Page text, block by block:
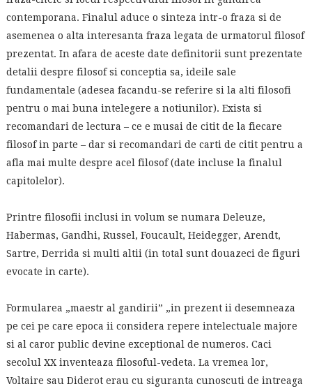
contemporana. Finalul aduce o sinteza intr-o fraza si de
asemenea o alta interesanta fraza legata de urmatorul filosof
prezentat. In afara de aceste date definitorii sunt prezentate
detalii despre filosof si conceptia sa, ideile sale
fundamentale (adesea facandu-se referire si la alti filosofi
pentru o mai buna intelegere a notiunilor). Exista si
recomandari de lectura – ce e musai de citit de la fiecare
filosof in parte – dar si recomandari de carti de citit pentru a
afla mai multe despre acel filosof (date incluse la finalul
capitolelor).
Printre filosofii inclusi in volum se numara Deleuze,
Habermas, Gandhi, Russel, Foucault, Heidegger, Arendt,
Sartre, Derrida si multi altii (in total sunt douazeci de figuri
evocate in carte).
Formularea „maestr al gandirii” „in prezent ii desemneaza
pe cei pe care epoca ii considera repere intelectuale majore
si al caror public devine exceptional de numeros. Caci
secolul XX inventeaza filosoful-vedeta. La vremea lor,
Voltaire sau Diderot erau cu siguranta cunoscuti de intreaga